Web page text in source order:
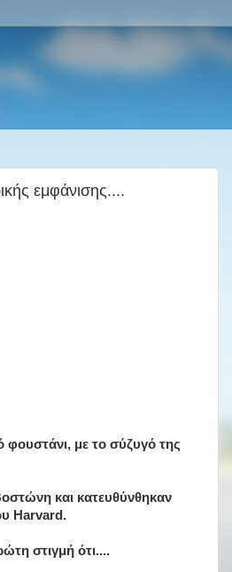
εμφάνισης....
με το σύζυγό της
και κατευθύνθηκαν
Harvard.
στιγμή ότι....